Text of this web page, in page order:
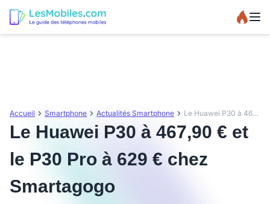
Accueil Smartphone Actualités Smartphone Le Huawei P30 à 467,90 € et le P30 Pro à 629 € chez Smartagogo
Le Huawei P30 à 467,90 € et
le P30 Pro à 629 € chez
Smartagogo